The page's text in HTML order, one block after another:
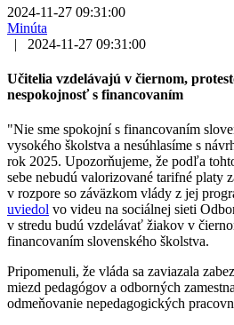
2024-11-27 09:31:00
Minúta
|
2024-11-27 09:31:00
Učitelia vzdelávajú v čiernom,
nespokojnosť s financovaním
"Nie sme spokojní s financovaním
vysokého školstva a nesúhlasíme s
rok 2025. Upozorňujeme, že podľa
sebe nebudú valorizované tarifné platy
v rozpore so záväzkom vlády z jej
uviedol vo videu na sociálnej sieti
v stredu budú vzdelávať žiakov v
financovaním slovenského školstva.
Pripomenuli, že vláda sa zaviazala
miezd pedagógov a odborných
odmeňovanie nepedagogických